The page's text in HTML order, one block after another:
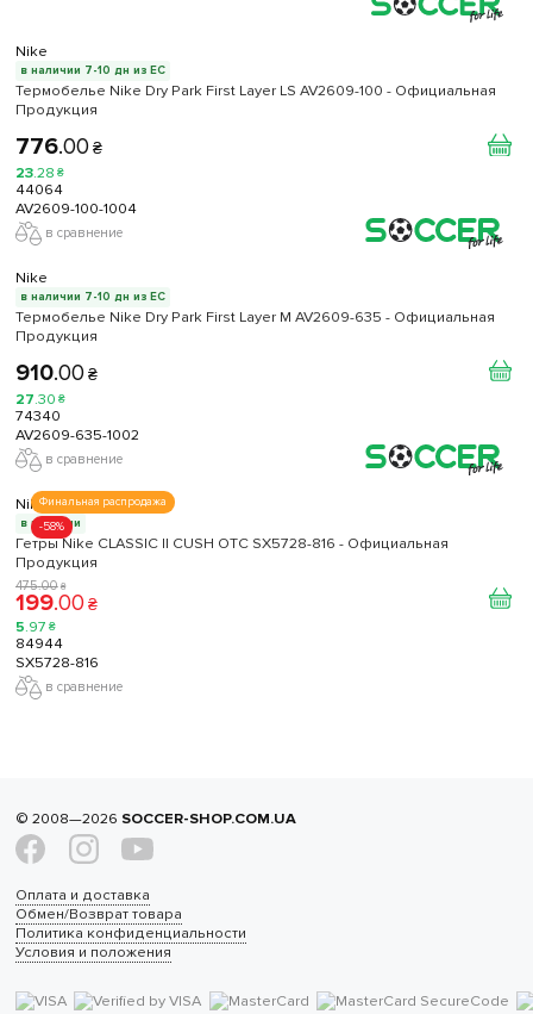
Nike
в наличии 7-10 дн из ЕС
Термобелье Nike Dry Park First Layer LS AV2609-100 - Официальная
Продукция
776.00 ₴
23.28 ₴
44064
AV2609-100-1004
в сравнение
Nike
в наличии 7-10 дн из ЕС
Термобелье Nike Dry Park First Layer M AV2609-635 - Официальная
Продукция
910.00 ₴
27.30 ₴
74340
AV2609-635-1002
в сравнение
Финальная распродажа
-58%
Nike
в наличии
Гетры Nike CLASSIC II CUSH OTC SX5728-816 - Официальная
Продукция
475.00 ₴
199.00 ₴
5.97 ₴
84944
SX5728-816
в сравнение
© 2008—2026 SOCCER-SHOP.COM.UA
Оплата и доставка
Обмен/Возврат товара
Политика конфиденциальности
Условия и положения